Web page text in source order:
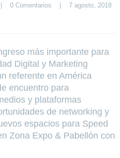
| 0 Comentarios |
más importante para
Digital y Marketing
referente en América
encuentro para
y plataformas
de networking y
espacios para Speed
Zona Expo & Pabellón con